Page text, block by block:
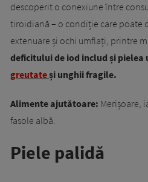
descoperit o conexiune între
tiroidiană – o condiție care poate
extenuare și ochi umflați, printre
deficitului de iod includ și pielea
greutateși unghii fragile.
Alimente ajutătoare: Merișoare,
fasole albă.
Piele palidă